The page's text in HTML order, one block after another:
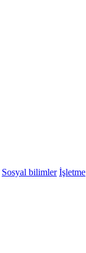
Sosyal bilimler İşletme